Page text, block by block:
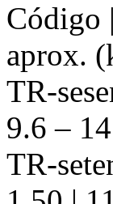
Código
aprox.
TR-
9.6 –
TR-